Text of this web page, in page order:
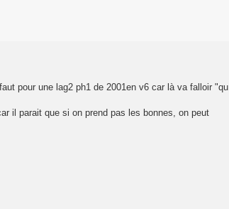
pour une lag2 ph1 de 2001en v6 car là va falloir "qu
il parait que si on prend pas les bonnes, on peut